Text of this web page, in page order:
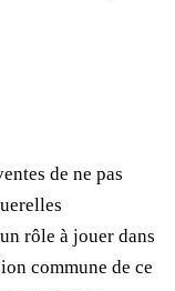
de ne pas
rôle à jouer dans
commune de ce